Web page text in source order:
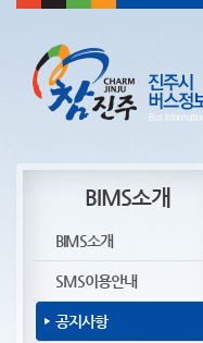
BIMS소개
BIMS소개
SMS이용안내
공지사항